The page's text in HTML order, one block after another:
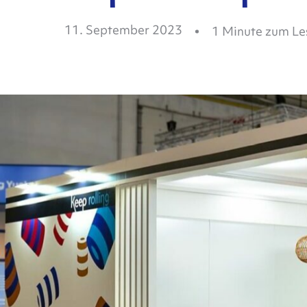
11. September 2023 1 Minute zum